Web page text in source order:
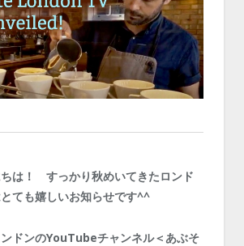
は！ すっかり秋めいてきたロンド
ても嬉しいお知らせです^^
ドンのYouTubeチャンネル＜あぶそ